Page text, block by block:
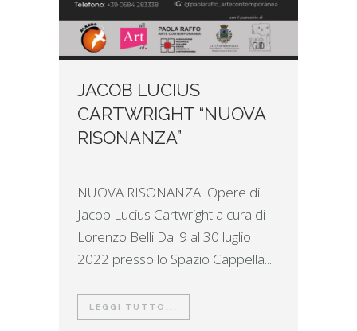
JACOB LUCIUS
CARTWRIGHT “NUOVA
RISONANZA”
NUOVA RISONANZA Opere di
Jacob Lucius Cartwright a cura di
Lorenzo Belli Dal 9 al 30 luglio
2022 presso lo Spazio Cappella...
LEGGI TUTTO...